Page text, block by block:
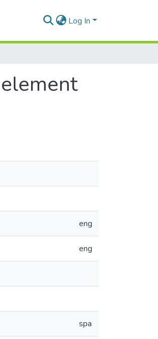
Log In
eng
eng
spa